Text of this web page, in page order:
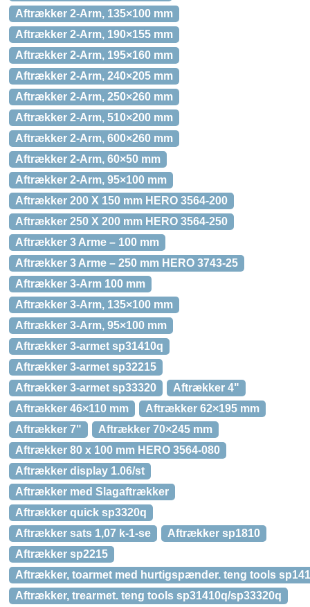
Aftrækker 2-Arm, 135×100 mm
Aftrækker 2-Arm, 190×155 mm
Aftrækker 2-Arm, 195×160 mm
Aftrækker 2-Arm, 240×205 mm
Aftrækker 2-Arm, 250×260 mm
Aftrækker 2-Arm, 510×200 mm
Aftrækker 2-Arm, 600×260 mm
Aftrækker 2-Arm, 60×50 mm
Aftrækker 2-Arm, 95×100 mm
Aftrækker 200 X 150 mm HERO 3564-200
Aftrækker 250 X 200 mm HERO 3564-250
Aftrækker 3 Arme – 100 mm
Aftrækker 3 Arme – 250 mm HERO 3743-25
Aftrækker 3-Arm 100 mm
Aftrækker 3-Arm, 135×100 mm
Aftrækker 3-Arm, 95×100 mm
Aftrækker 3-armet sp31410q
Aftrækker 3-armet sp32215
Aftrækker 3-armet sp33320
Aftrækker 4"
Aftrækker 46×110 mm
Aftrækker 62×195 mm
Aftrækker 7"
Aftrækker 70×245 mm
Aftrækker 80 x 100 mm HERO 3564-080
Aftrækker display 1.06/st
Aftrækker med Slagaftrækker
Aftrækker quick sp3320q
Aftrækker sats 1,07 k-1-se
Aftrækker sp1810
Aftrækker sp2215
Aftrækker, toarmet med hurtigspænder. teng tools
Aftrækker, trearmet. teng tools sp31410q/sp33320q